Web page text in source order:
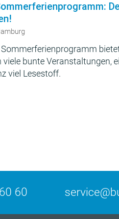
Sommerferienprogramm
bunte Veranstaltungen,
viel Lesestoff.
60